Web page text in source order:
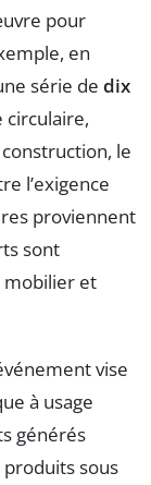
pour
en
série de dix
circulaire,
le
l’exigence
proviennent
sont
mobilier et
vise
à usage
générés
sous